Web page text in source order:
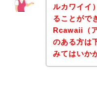
ルカワイイ
ることがで
Rcawaii（
のある方は
みてはいか